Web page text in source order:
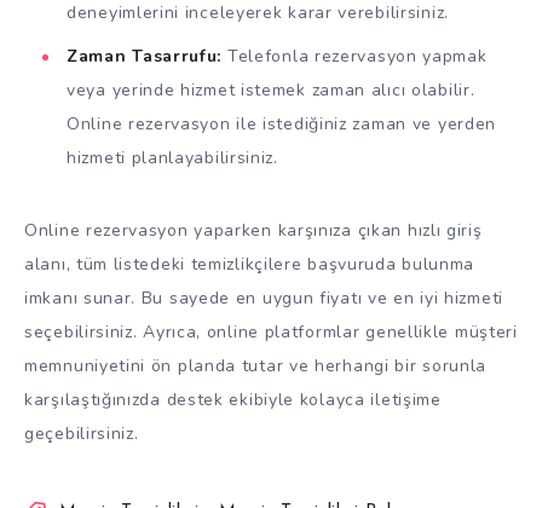
deneyimlerini inceleyerek karar verebilirsiniz.
Zaman Tasarrufu: Telefonla rezervasyon yapmak
veya yerinde hizmet istemek zaman alıcı olabilir.
Online rezervasyon ile istediğiniz zaman ve yerden
hizmeti planlayabilirsiniz.
Online rezervasyon yaparken karşınıza çıkan hızlı giriş
alanı, tüm listedeki temizlikçilere başvuruda bulunma
imkanı sunar. Bu sayede en uygun fiyatı ve en iyi hizmeti
seçebilirsiniz. Ayrıca, online platformlar genellikle müşteri
memnuniyetini ön planda tutar ve herhangi bir sorunla
karşılaştığınızda destek ekibiyle kolayca iletişime
geçebilirsiniz.